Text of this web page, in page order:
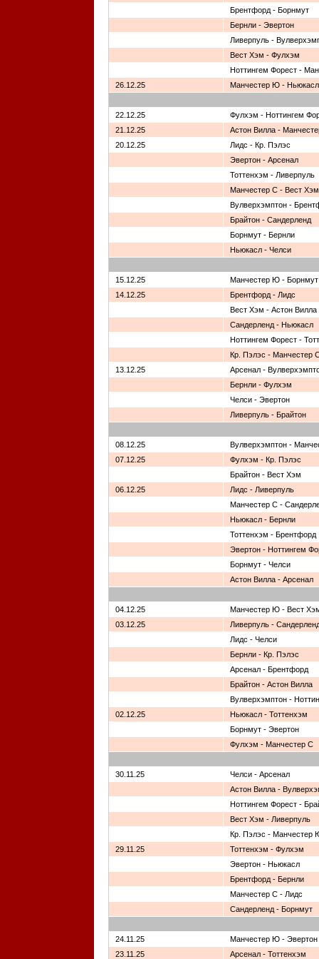
Брентфорд - Борнмут
Бернли - Эвертон
Ливерпуль -
Вест Хэм - Фулхэм
Ноттингем Форест -
26.12.25
Манчестер Ю - Ньюкасл
22.12.25
Фулхэм - Ноттингем
21.12.25
Астон Вилла -
20.12.25
Лидс - Кр. Пэлэс
Эвертон - Арсенал
Тоттенхэм - Ливерпуль
Манчестер С - Вест Хэм
Вулверхэмптон -
Брайтон - Сандерленд
Борнмут - Бернли
Ньюкасл - Челси
15.12.25
Манчестер Ю - Борнмут
14.12.25
Брентфорд - Лидс
Вест Хэм - Астон Вилла
Сандерленд - Ньюкасл
Ноттингем Форест -
Кр. Пэлэс - Манчестер
13.12.25
Арсенал -
Бернли - Фулхэм
Челси - Эвертон
Ливерпуль - Брайтон
08.12.25
Вулверхэмптон -
07.12.25
Фулхэм - Кр. Пэлэс
Брайтон - Вест Хэм
06.12.25
Лидс - Ливерпуль
Манчестер С -
Ньюкасл - Бернли
Тоттенхэм - Брентфорд
Эвертон - Ноттингем
Борнмут - Челси
Астон Вилла - Арсенал
04.12.25
Манчестер Ю - Вест
03.12.25
Ливерпуль -
Лидс - Челси
Бернли - Кр. Пэлэс
Арсенал - Брентфорд
Брайтон - Астон Вилла
Вулверхэмптон -
02.12.25
Ньюкасл - Тоттенхэм
Борнмут - Эвертон
Фулхэм - Манчестер С
30.11.25
Челси - Арсенал
Астон Вилла -
Ноттингем Форест -
Вест Хэм - Ливерпуль
Кр. Пэлэс - Манчестер
29.11.25
Тоттенхэм - Фулхэм
Эвертон - Ньюкасл
Брентфорд - Бернли
Манчестер С - Лидс
Сандерленд - Борнмут
24.11.25
Манчестер Ю - Эвертон
23.11.25
Арсенал - Тоттенхэм